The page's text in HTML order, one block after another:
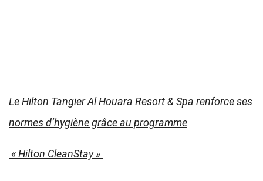
Le Hilton Tangier Al Houara Resort & Spa renforce ses
normes d’hygiène grâce au programme
« Hilton CleanStay »